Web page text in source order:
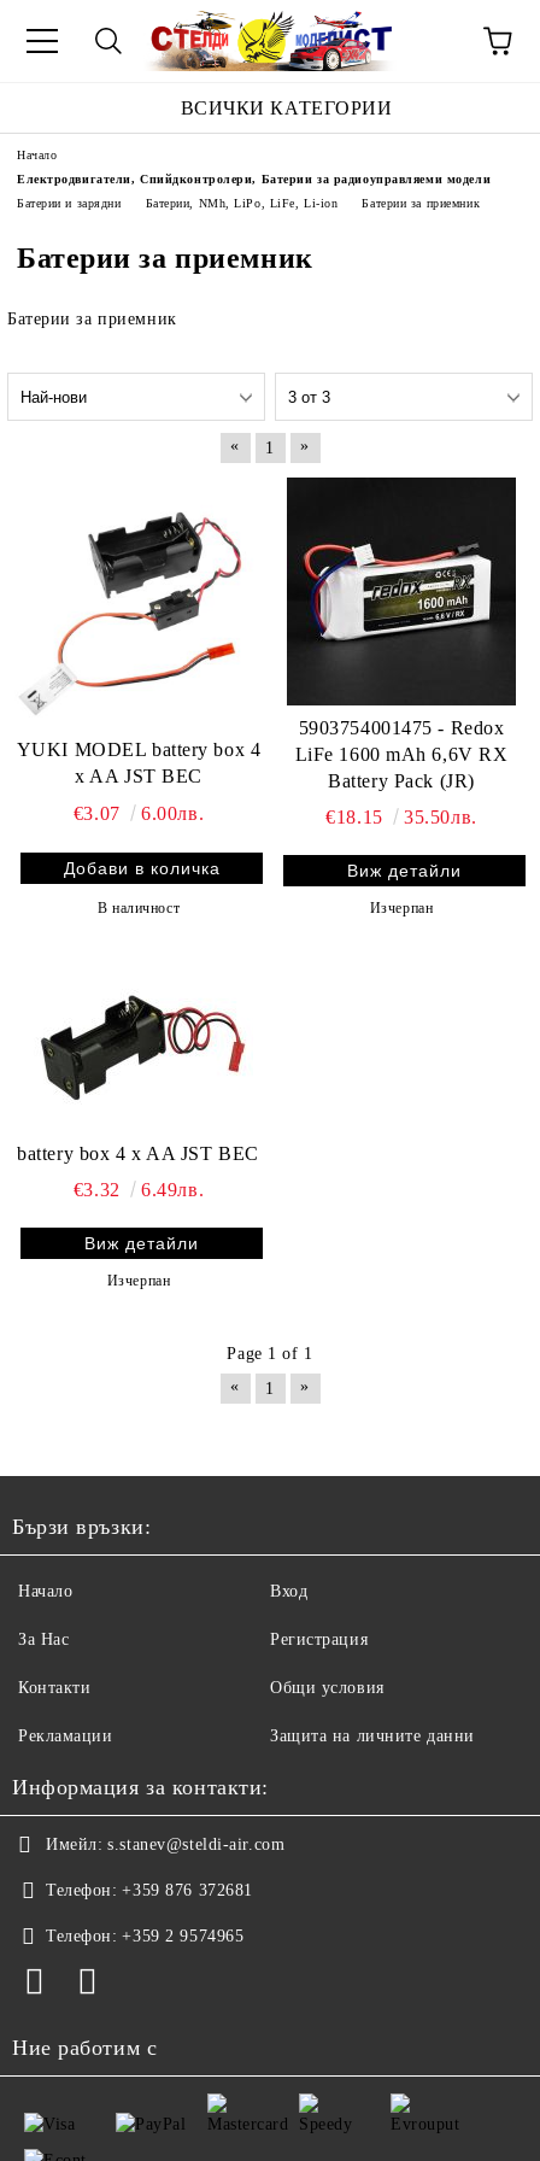
ВСИЧКИ КАТЕГОРИИ
Начало
Електродвигатели, Спийдконтролери, Батерии за радиоуправляеми модели
Батерии и зарядни
Батерии, NMh, LiPo, LiFe, Li-ion Батерии за приемник
Батерии за приемник
Батерии за приемник
« 1 »
YUKI MODEL battery box 4
x AA JST BEC
€3.07
6.00лв.
В наличност
5903754001475 - Redox
LiFe 1600 mAh 6,6V RX
Battery Pack (JR)
€18.15
35.50лв.
Виж детайли
Изчерпан
battery box 4 x AA JST BEC
€3.32
6.49лв.
Виж детайли
Изчерпан
Page 1 of 1
«
1 »
Бързи връзки:
Начало
За Нас
Контакти
Рекламации
Вход
Регистрация
Общи условия
Защита на личните данни
Информация за контакти:
Имейл: s.stanev@steldi-air.com
Телефон: +359 876 372681
Телефон: +359 2 9574965
Ние работим с